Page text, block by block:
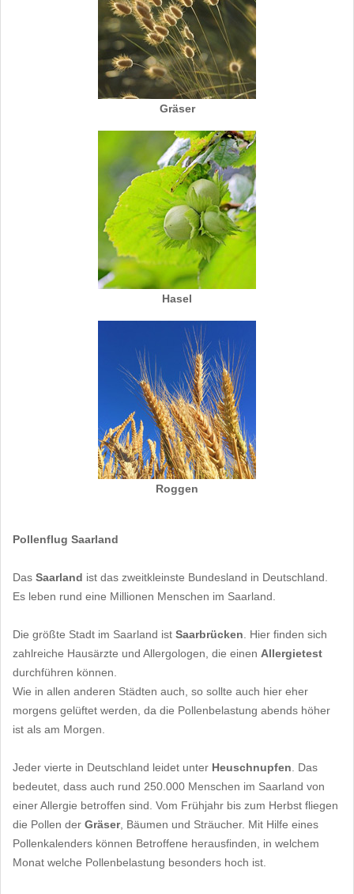
Gräser
Hasel
Roggen
Pollenflug Saarland
Das Saarland ist das zweitkleinste Bundesland in Deutschland.
Es leben rund eine Millionen Menschen im Saarland.
Die größte Stadt im Saarland ist Saarbrücken . Hier finden sich
zahlreiche Hausärzte und Allergologen, die einen Allergietest
durchführen können.
Wie in allen anderen Städten auch, so sollte auch hier eher
morgens gelüftet werden, da die Pollenbelastung abends höher
ist als am Morgen.
Jeder vierte in Deutschland leidet unter Heuschnupfen . Das
bedeutet, dass auch rund 250.000 Menschen im Saarland von
einer Allergie betroffen sind. Vom Frühjahr bis zum Herbst fliegen
die Pollen der Gräser, Bäumen und Sträucher. Mit Hilfe eines
Pollenkalenders können Betroffene herausfinden, in welchem
Monat welche Pollenbelastung besonders hoch ist.